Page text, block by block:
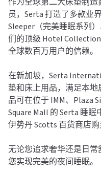
员，Serta 打造了多款业
Sleeper（完美睡眠系列
们的顶级 Hotel
全球数百万用户的信赖。
在新加坡，Serta
垫和床上用品，满足本
品可在位于 IMM、Plaza
Square Mall 的 Serta 睡
伊势丹 Scotts 百货商店购
无论您追求奢华还是日
您实现完美的夜间睡眠。